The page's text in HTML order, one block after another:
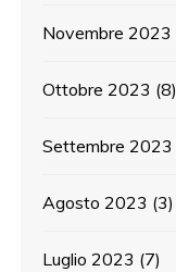
Novembre 2023
Ottobre 2023 (8)
Settembre 2023
Agosto 2023 (3)
Luglio 2023 (7)